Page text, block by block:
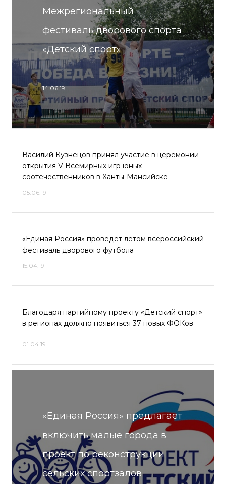
Межрегиональный
фестиваль дворового спорта
«Детский спорт»
14.06.19
Василий Кузнецов принял участие в церемонии
открытия V Всемирных игр юных
соотечественников в Ханты-Мансийске
05.06.19
«Единая Россия» проведет летом всероссийский
фестиваль дворового футбола
15.04.19
Благодаря партийному проекту «Детский спорт»
в регионах должно появиться 37 новых ФОКов
01.04.19
«Единая Россия» предлагает
включить малые города в
проект по реконструкции
сельских спортзалов